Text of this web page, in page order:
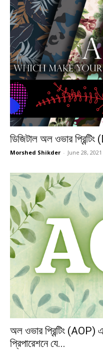
ডিজিটাল অল ওভার
Morshed Shikder - June 28, 2021
অল ওভার প্রিন্টিং (AOP)
প্রিপারেশনে যে...